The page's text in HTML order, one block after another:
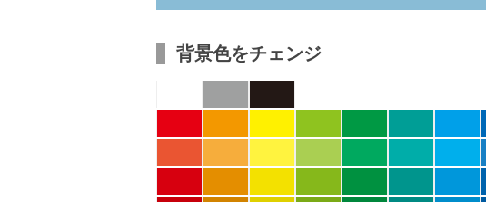
背景色をチェンジ